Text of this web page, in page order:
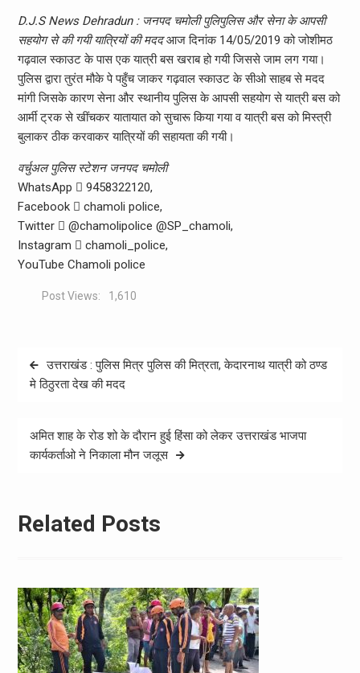
D.J.S News Dehradun : जनपद चमोली पुलिपुलिस और सेना के आपसी
सहयोग से की गयी यात्रियों की मददआज दिनांक 14/05/2019 को जोशीमठ
गढ़वाल स्काउट के पास एक यात्री बस खराब हो गयी जिससे जाम लग गया।
पुलिस द्वारा तुरंत मौके पे पहुँच जाकर गढ़वाल स्काउट के सीओ साहब से मदद
मांगी जिसके कारण सेना और स्थानीय पुलिस के आपसी सहयोग से यात्री बस को
आर्मी ट्रक से खींचकर यातायात को सुचारू किया गया व यात्री बस को मिस्त्री
बुलाकर ठीक करवाकर यात्रियों की सहायता की गयी।
वर्चुअल पुलिस स्टेशन जनपद चमोली
WhatsApp  9458322120,
Facebook  chamoli police,
Twitter  @chamolipolice @SP_chamoli,
Instagram  chamoli_police,
YouTube Chamoli police
Post Views: 1,610
Post
navigation
उत्तराखंड : पुलिस मित्र पुलिस की मित्रता, केदारनाथ यात्री को ठण्ड
मे ठिठुरता देख की मदद
अमित शाह के रोड शो के दौरान हुई हिंसा को लेकर उत्तराखंड भाजपा
कार्यकर्ताओ ने निकाला मौन जलूस
Related Posts